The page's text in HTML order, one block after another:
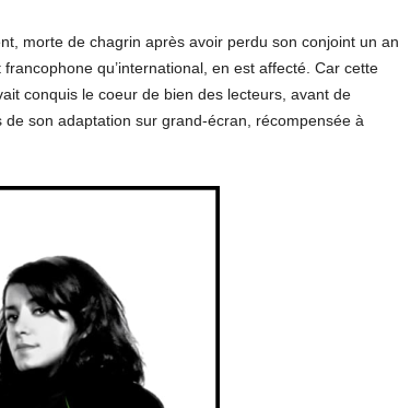
morte de chagrin après avoir perdu son conjoint un an
qu’international, en est affecté. Car cette
conquis le coeur de bien des lecteurs, avant de
son adaptation sur grand-écran, récompensée à